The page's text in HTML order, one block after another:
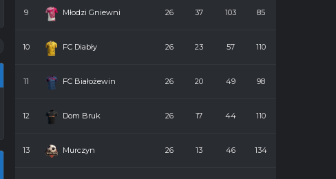
9 Młodzi Gniewni 26 37 103 85
10 FC Diabły 26 23 57 110
11 FC Białożewin 26 20 49 98
12 Dom Bruk 26 17 44 110
13 Murczyn 26 13 46 134